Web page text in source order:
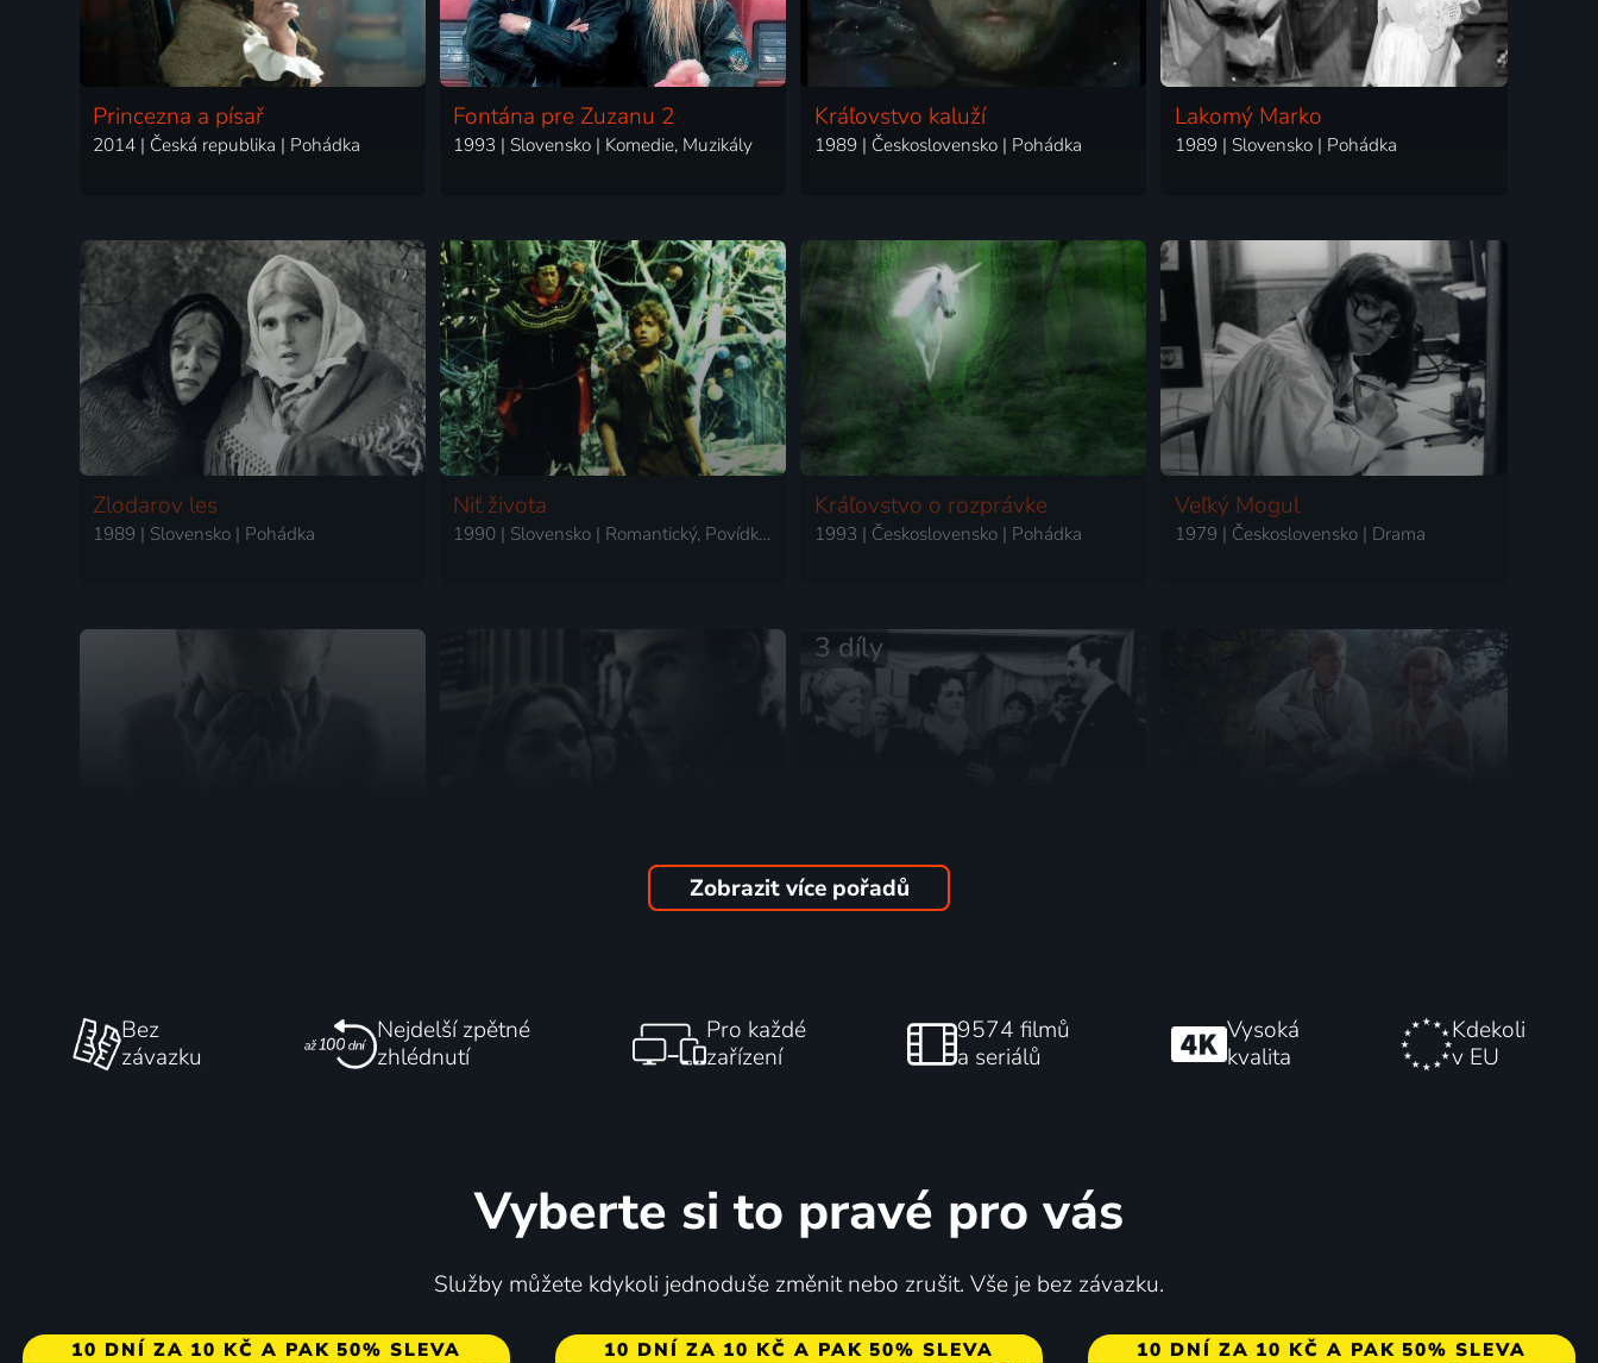
Princezna a písař
2014 | Česká republika | Pohádka
Fontána pre Zuzanu 2
1993 | Slovensko | Komedie, Muzikály
Kráľovstvo kaluží
1989 | Československo | Pohádka
Lakomý Marko
1989 | Slovensko | Pohádka
Zlodarov les
1989 | Slovensko | Pohádka
Niť života
1990 | Slovensko | Romantický, Povídkový
Kráľovstvo o rozprávke
1993 | Československo | Pohádka
Veľký Mogul
1979 | Československo | Drama
3 díly
Cesta životem
Zobrazit více pořadů
Bez
závazku
Nejdelší zpětné
zhlédnutí
Pro každé
zařízení
9574 filmů
a seriálů
Vysoká
kvalita
Kdekoli
v EU
Vyberte si to pravé pro vás
Služby můžete kdykoli jednoduše změnit nebo zrušit. Vše je bez závazku.
10 DNÍ ZA 10 KČ A PAK 50% SLEVA 10 DNÍ ZA 10 KČ A PAK 50% SLEVA 10 DNÍ ZA 10 KČ A PAK 50% SLEVA